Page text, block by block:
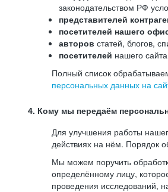
законодательством РФ
представителей
посетителей нашего
авторов статей, блогов,
посетителей нашего
Полный список
персональных данных на
4. Кому мы передаём
Для улучшения работы
действиях на нём. Порядок
Мы можем поручить
определённому лицу,
проведения исследований,